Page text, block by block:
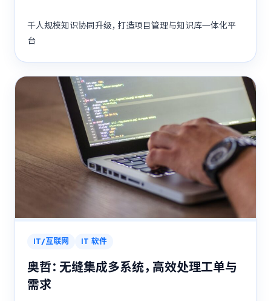
千人规模知识协同升级，打造项目管理与知识库一体化平
台
IT/互联网 IT 软件
奥哲：无缝集成多系统，高效处理工单与
需求